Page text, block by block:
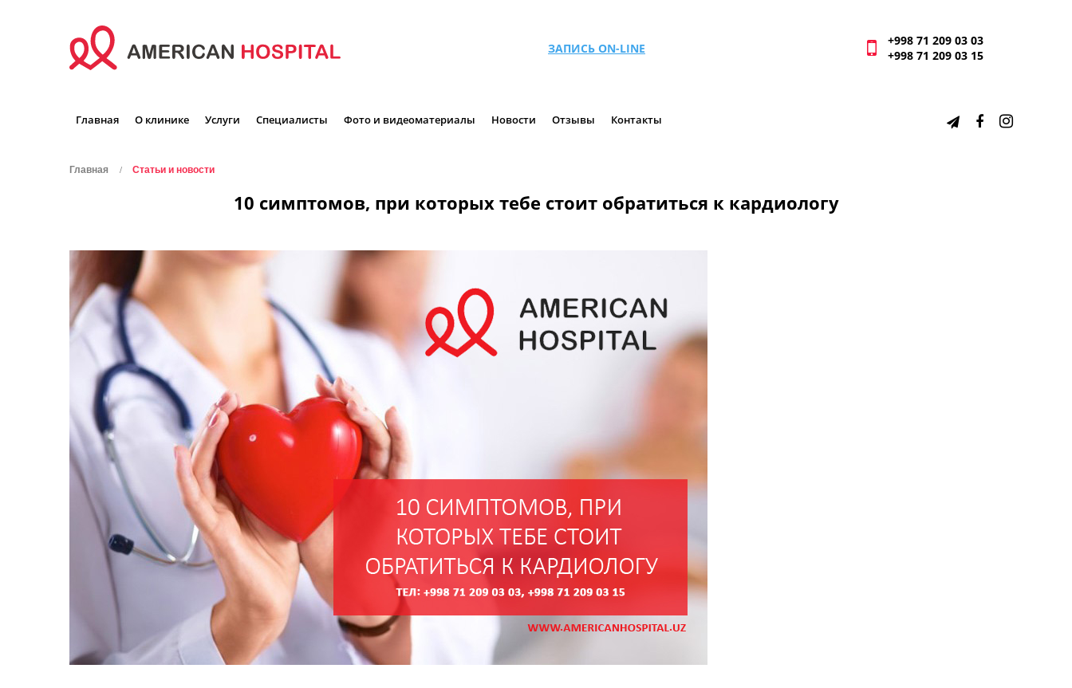
ЗАПИСЬ ON-LINE
+998 71 209 03 03
+998 71 209 03 15
Главная О клинике Услуги Специалисты Фото и видеоматериалы Новости Отзывы Контакты
Главная Статьи и новости
10 симптомов, при которых тебе стоит обратиться к кардиологу